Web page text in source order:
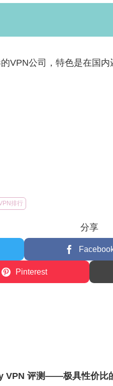
VPN公司，特色是在国内
排行
分享
Pinterest
VPN 评测——极具性价比